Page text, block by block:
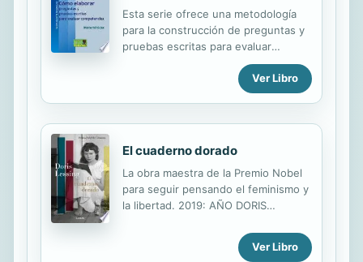
DONDE CUALQUIER NO INICIADO
PODRÁ VER Y ENTENDER LOS
MOTIVOS POR LOS QUE TANTAS
PERTENECEN A ESTA INCREÍBLE
HERMANDAD QUE TANTO HA
CONTRIBUIDO A CONSTRUIR LAS
ACTUALES SOCIEDADES
Esta serie ofrece una metodología
para la construcción de preguntas y
pruebas escritas para evaluar
competencias en matemáticas
Ver Libro
El cuaderno dorado
La obra maestra de la Premio Nobel
para seguir pensando el feminismo y
la libertad. 2019: AÑO DORIS
de la autora- «Describía muchas
emociones femeninas de agresión,
Ver Libro